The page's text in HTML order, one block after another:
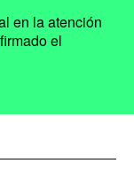
en la atención
el